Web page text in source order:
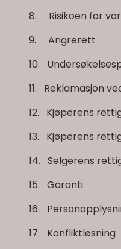
8. Risikoen for
9. Angrerett
10.
11. Reklamasjon
12. Kjøperens
13. Kjøperens
14. Selgerens
15. Garanti
16.
17. Konfliktløsning